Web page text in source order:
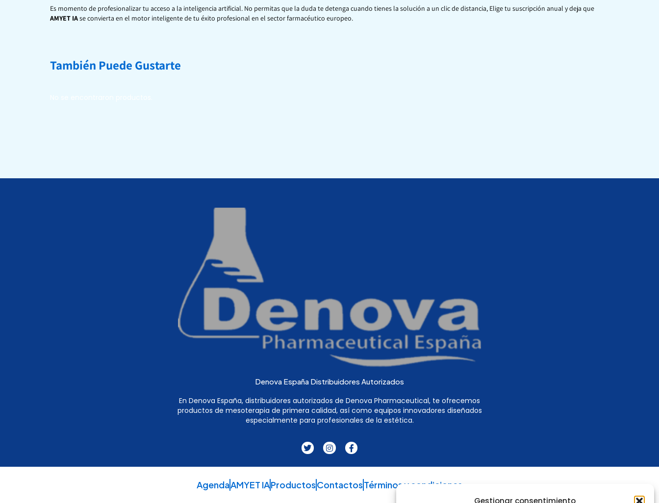
Gestionar consentimiento
Es momento de profesionalizar tu acceso a la inteligencia artificial. No permitas que la duda te detenga cuando tienes la solución a un clic de distancia, Elige tu suscripción anual y deja que
AMYET IAse convierta en el motor inteligente de tu éxito profesional en el sector farmacéutico europeo.
También Puede Gustarte
Denova España Distribuidores Autorizados
En Denova España, distribuidores autorizados de Denova Pharmaceutical, te ofrecemos
productos de mesoterapia de primera calidad, así como equipos innovadores diseñados
especialmente para profesionales de la estética.
T
w
t
e
r
I
n
t
g
r
F
a
e
o
o
AgendaAMYET IAProductosContactosTérminos y condiciones